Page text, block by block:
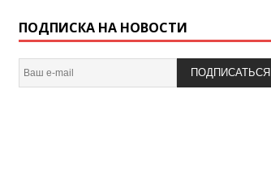
ПОДПИСКА НА НОВОСТИ
ПОДПИСАТЬСЯ